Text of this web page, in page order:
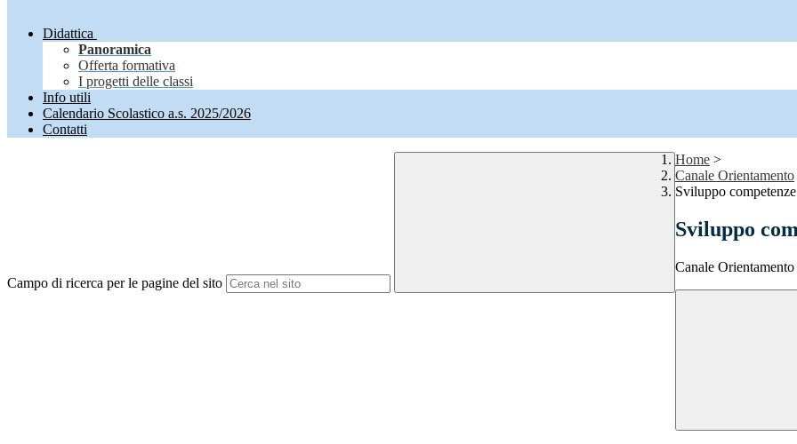
Didattica
Panoramica
Offerta formativa
I progetti delle classi
Info utili
Calendario Scolastico a.s. 2025/2026
Contatti
Campo di ricerca per le pagine del sito
Home >
Canale Orientamento
Sviluppo competenze
Sviluppo
Canale Orientamento